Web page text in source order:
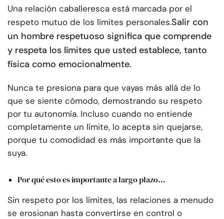
Una relación caballeresca está marcada por el
respeto mutuo de los límites personales.Salir con
un hombre respetuoso significa que comprende
y respeta los límites que usted establece, tanto
física como emocionalmente.
Nunca te presiona para que vayas más allá de lo
que se siente cómodo, demostrando su respeto
por tu autonomía. Incluso cuando no entiende
completamente un límite, lo acepta sin quejarse,
porque tu comodidad es más importante que la
suya.
Por qué esto es importante a largo plazo…
Sin respeto por los límites, las relaciones a menudo
se erosionan hasta convertirse en control o